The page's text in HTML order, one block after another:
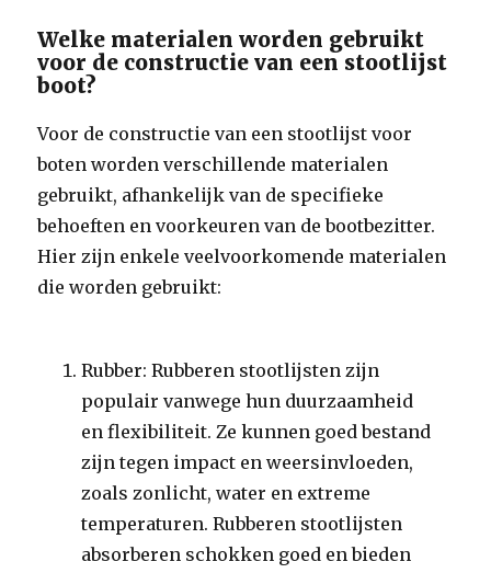
Welke materialen worden gebruikt
voor de constructie van een stootlijst
boot?
Voor de constructie van een stootlijst voor
boten worden verschillende materialen
gebruikt, afhankelijk van de specifieke
behoeften en voorkeuren van de bootbezitter.
Hier zijn enkele veelvoorkomende materialen
die worden gebruikt:
Rubber: Rubberen stootlijsten zijn
populair vanwege hun duurzaamheid
en flexibiliteit. Ze kunnen goed bestand
zijn tegen impact en weersinvloeden,
zoals zonlicht, water en extreme
temperaturen. Rubberen stootlijsten
absorberen schokken goed en bieden